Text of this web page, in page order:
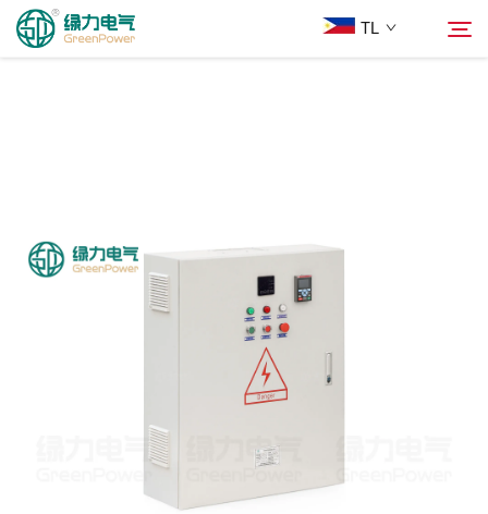
TL
Tungkol Sa Amin
Makipag-ugnayan sa Amin